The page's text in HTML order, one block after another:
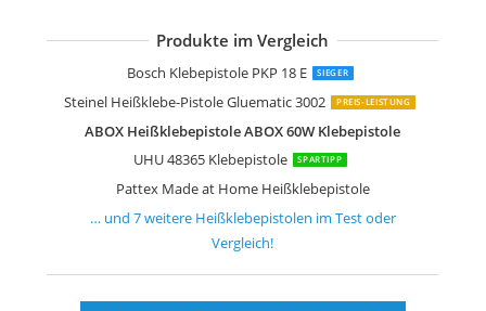
Produkte im Vergleich
Bosch Klebepistole PKP 18 E SIEGER
Steinel Heißklebe-Pistole Gluematic 3002 PREIS-LEISTUNG
ABOX Heißklebepistole ABOX 60W Klebepistole
UHU 48365 Klebepistole
SPARTIPP
Pattex Made at Home Heißklebepistole
LeaderPro Klebepistole 60W volle
Dremel Heißklebepistole 940-3
Einhell Heißklebepistole TC-GG 30
… und 7weitere Heißklebepistolen im Test oder
Vergleich!